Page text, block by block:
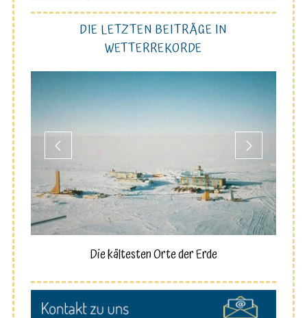
DIE LETZTEN BEITRÄGE IN
WETTERREKORDE
Die kältesten Orte der Erde